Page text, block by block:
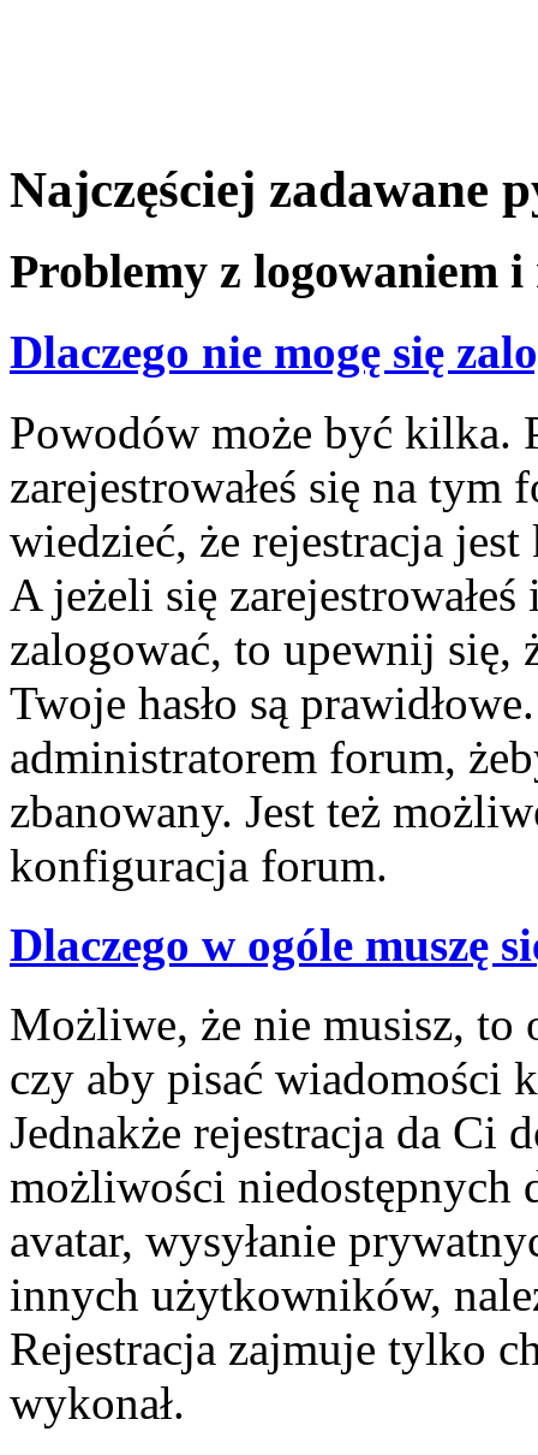
Najczęściej zadawane
Problemy z logowaniem
Dlaczego nie mogę się
Powodów może być kilka.
zarejestrowałeś się na tym
wiedzieć, że rejestracja
A jeżeli się
zalogować, to upewnij się,
Twoje hasło są
administratorem forum,
zbanowany. Jest też
konfiguracja forum.
Dlaczego w ogóle muszę
Możliwe, że nie musisz, to
czy aby pisać wiadomości
Jednakże rejestracja da Ci
możliwości niedostępnych
avatar, wysyłanie
innych użytkowników,
Rejestracja zajmuje tylko
wykonał.